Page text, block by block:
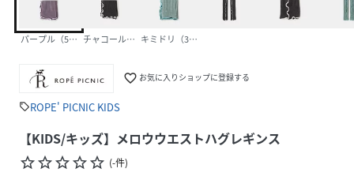
パープル（50） チャコール（06）キミドリ（34）
favorite_border お気に入りショップに登録する
sellROPE' PICNIC KIDS
【KIDS/キッズ】メロウウエストハグレギンス
star_borderstar_borderstar_borderstar_borderstar_border (-件)